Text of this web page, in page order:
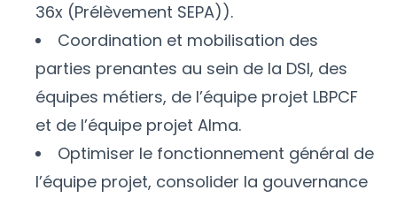
36x (Prélèvement SEPA)).
Coordination et mobilisation des
parties prenantes au sein de la DSI, des
équipes métiers, de l’équipe projet LBPCF
et de l’équipe projet Alma.
Optimiser le fonctionnement général de
l’équipe projet, consolider la gouvernance